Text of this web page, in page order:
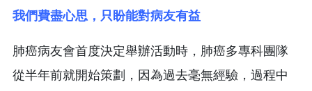
我們費盡心思，只盼能對病友有益
肺癌病友會首度決定舉辦活動時，肺癌多專科團隊
從半年前就開始策劃，因為過去毫無經驗，過程中